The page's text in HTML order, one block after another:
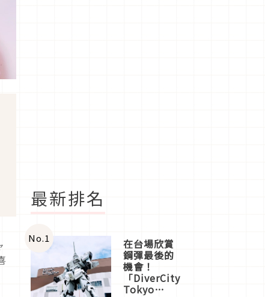
最新排名
No.1 在台場欣賞
鋼彈最後的
機會！
「DiverCity
Tokyo